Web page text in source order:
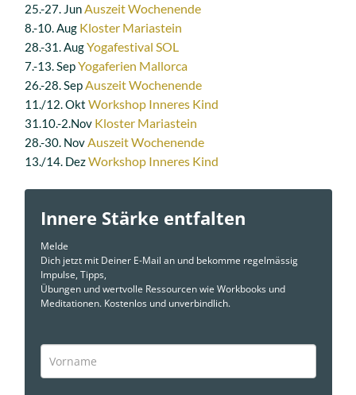
25.-27. JunAuszeit Wochenende
8.-10. Aug Kloster Mariastein
28.-31. AugYogafestival SOL
7.-13. SepYogaferien Mallorca
26.-28. SepAuszeit Wochenende
11./12. Okt Workshop Inneres Kind
31.10.-2.Nov Kloster Mariastein
28.-30. NovAuszeit Wochenende
13./14. DezWorkshop Inneres Kind
Innere Stärke entfalten
Melde
Dich jetzt mit Deiner E-Mail an und bekomme regelmässig
Impulse, Tipps,
Übungen und wertvolle Ressourcen wie Workbooks und
Meditationen. Kostenlos und unverbindlich.